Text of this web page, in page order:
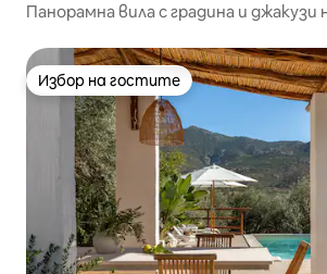
Панорамна вила с градина и джакузи
Избор на гостите
Избор на гостите